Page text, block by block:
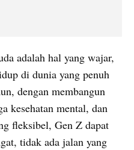
adalah hal yang wajar,
di dunia yang penuh
dengan membangun
kesehatan mental, dan
fleksibel, Gen Z dapat
tidak ada jalan yang